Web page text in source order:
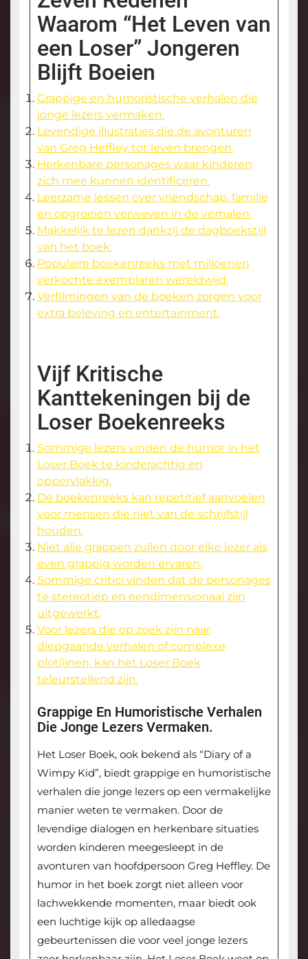
Waarom “Het Leven van
een Loser” Jongeren
Blijft Boeien
Grappige en humoristische verhalen die
jonge lezers vermaken.
Levendige illustraties die de avonturen
van Greg Heffley tot leven brengen.
Herkenbare personages waar kinderen
zich mee kunnen identificeren.
Leerzame lessen over vriendschap, familie
en opgroeien verweven in de verhalen.
Makkelijk te lezen dankzij de dagboekstijl
van het boek.
Populaire boekenreeks met miljoenen
verkochte exemplaren wereldwijd.
Verfilmingen van de boeken zorgen voor
extra beleving en entertainment.
Vijf Kritische
Kanttekeningen bij de
Loser Boekenreeks
Sommige lezers vinden de humor in het
Loser Boek te kinderachtig en
oppervlakkig.
De boekenreeks kan repetitief aanvoelen
voor mensen die niet van de schrijfstijl
houden.
Niet alle grappen zullen door elke lezer als
even grappig worden ervaren.
Sommige critici vinden dat de personages
te stereotiep en eendimensionaal zijn
uitgewerkt.
Voor lezers die op zoek zijn naar
diepgaande verhalen of complexe
plotlijnen, kan het Loser Boek
teleurstellend zijn.
Grappige En Humoristische Verhalen
Die Jonge Lezers Vermaken.
Het Loser Boek, ook bekend als “Diary of a
Wimpy Kid”, biedt grappige en humoristische
verhalen die jonge lezers op een vermakelijke
manier weten te vermaken. Door de
levendige dialogen en herkenbare situaties
worden kinderen meegesleept in de
avonturen van hoofdpersoon Greg Heffley. De
humor in het boek zorgt niet alleen voor
lachwekkende momenten, maar biedt ook
een luchtige kijk op alledaagse
gebeurtenissen die voor veel jonge lezers